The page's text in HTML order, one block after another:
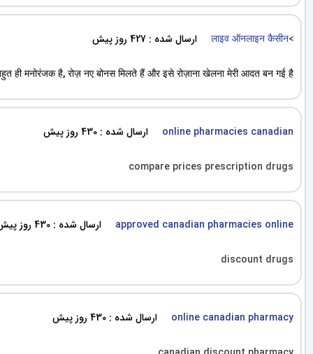
>लाइव ऑनलाइन कैसीन ارسال شده : 427 روز پیش
मनोरंजक है, रोज़ नए बोनस मिलते हैं और इसे रोज़ाना खेलना मेरी आदत बन गई है
online pharmacies canadian ارسال شده : 430 روز پیش
compare prices prescription drugs
approved canadian pharmacies online ارسال شده : 430 روز پیش
discount drugs
online canadian pharmacy ارسال شده : 430 روز پیش